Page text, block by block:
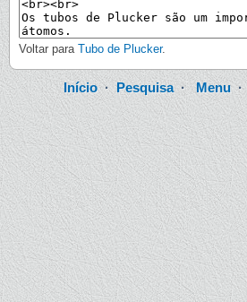
Voltar para Tubo de Plucker.
Início·Pesquisa·Menu·